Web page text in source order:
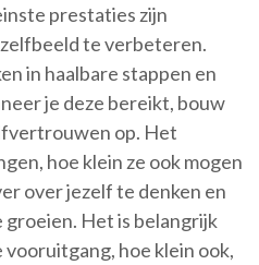
prestaties zijn
te verbeteren.
in haalbare stappen en
je deze bereikt, bouw
op. Het
hoe klein ze ook mogen
over jezelf te denken en
Het is belangrijk
hoe klein ook,